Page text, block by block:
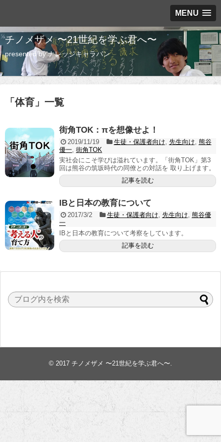
MENU
チノメザメ 〜21世紀を学ぶ君へ〜
presented by ナレッジキャラバン
「 体育 」 一覧
街角TOK：πを想像せよ！
2019/11/19 生徒・保護者向け 先生向け 熊谷
優一 街角TOK
実社会にこそ学びは溢れています。「街角TOK」第3
回は熊谷の筑坂時代の同僚との対話を 取り上げます。
記事を読む
IBと日本の教育について
2017/3/2 生徒・保護者向け 先生向け 熊谷優
一
IBと日本の教育について考察をしています。
記事を読む
© 2017 チノメザメ 〜21世紀を学ぶ君へ〜